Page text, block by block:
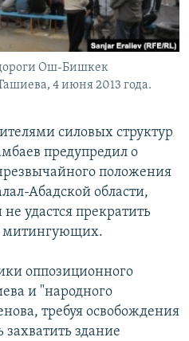
Ош-Бишкек
4 июня 2013 года.
силовых структур
предупредил о
положения
Абадской области,
удастся прекратить
митингующих.
оппозиционного
и "народного
требуя освобождения
здание